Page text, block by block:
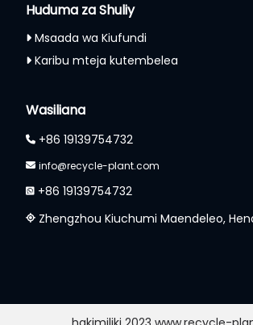
Huduma za Shuliy
Msaada wa Kiufundi
Karibu mteja kutembelea
Wasiliana
+86 19139754732
info@recycle-plant.com
+86 19139754732
Zhengzhou Kiuchumi Maendeleo,